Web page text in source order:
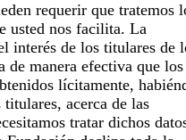
requerir que tratemos
usted nos facilita. La
interés de los titulares de
de manera efectiva que los
lícitamente,
acerca de las
tratar dichos